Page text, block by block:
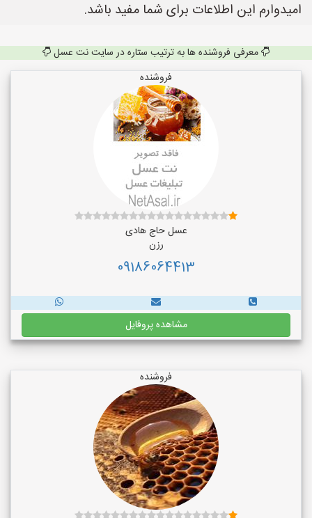
امیدوارم این اطلاعات برای شما مفید باشد.
معرفی فروشنده ها به ترتیب ستاره در سایت نت عسل
فروشنده
عسل حاج هادی
رزن
09186064413
مشاهده پروفایل
فروشنده